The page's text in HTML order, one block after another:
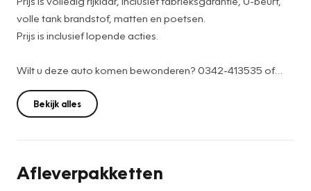
volle tank brandstof, matten en poetsen.
Prijs is inclusief lopende acties.
Wilt u deze auto komen bewonderen? 0342-413535 of
verkoopbarneveld@versteegbuurman.com
Van harte welkom!
Bekijk alles
Afleverpakketten